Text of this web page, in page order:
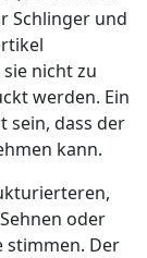
Schlinger und
nicht zu
werden. Ein
sein, dass der
kann.
oder
stimmen. Der